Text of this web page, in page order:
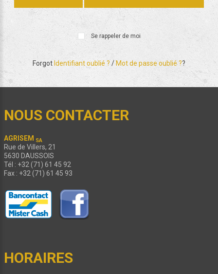
Se rappeler de moi
Forgot Identifiant oublié ? /Mot de passe oublié ??
NOUS CONTACTER
AGRISEM SA
Rue de Villers, 21
5630 DAUSSOIS
Tél : +32 (71) 61 45 92
Fax : +32 (71) 61 45 93
HORAIRES